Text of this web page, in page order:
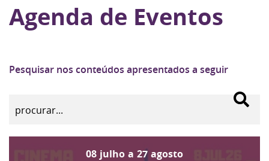
Agenda de Eventos
Pesquisar nos conteúdos apresentados a seguir
08 julho a 27 agosto